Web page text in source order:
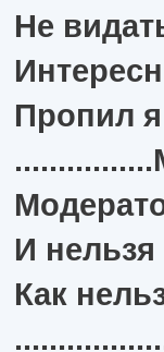
Не
Пропил я
И нельзя
Как